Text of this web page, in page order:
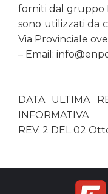
forniti dal gruppo
sono utilizzati da
Via Provinciale
– Email:
DATA ULTIMA
INFORMATIVA
REV. 2 DEL 02